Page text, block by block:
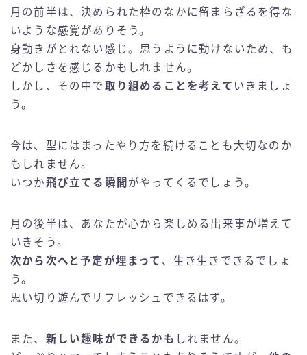
月の前半は、決められた枠のなかに留まらざるを得な
いような感覚がありそう。
身動きがとれない感じ。思うように動けないため、も
どかしさを感じるかもしれません。
しかし、その中で 取り組めることを考えて いきましょ
う。
今は、型にはまったやり方を続けることも大切なのか
もしれません。
いつか飛び立てる瞬間 がやってくるでしょう。
月の後半は、あなたが心から楽しめる出来事が増えて
いきそう。
次から次へと予定が埋まって 、生き生きできるでしょ
う。
思い切り遊んでリフレッシュできるはず。
また、 新しい趣味ができるかも しれません。